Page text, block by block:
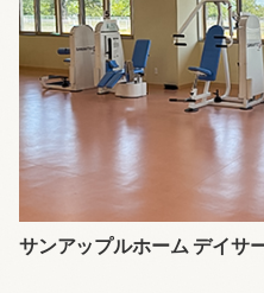
サンアップルホーム デイサ